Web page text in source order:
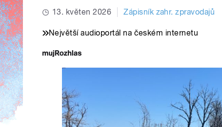
13. květen 2026 Zápisník zahr. zpravodajů
Největší audioportál na českém internetu